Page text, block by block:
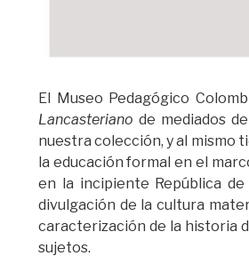
El Museo Pedagógico
Lancasterianode mediados
nuestra colección, y al mismo
la educación formal en el
en la incipiente República
divulgación de la cultura
caracterización de la historia
sujetos.